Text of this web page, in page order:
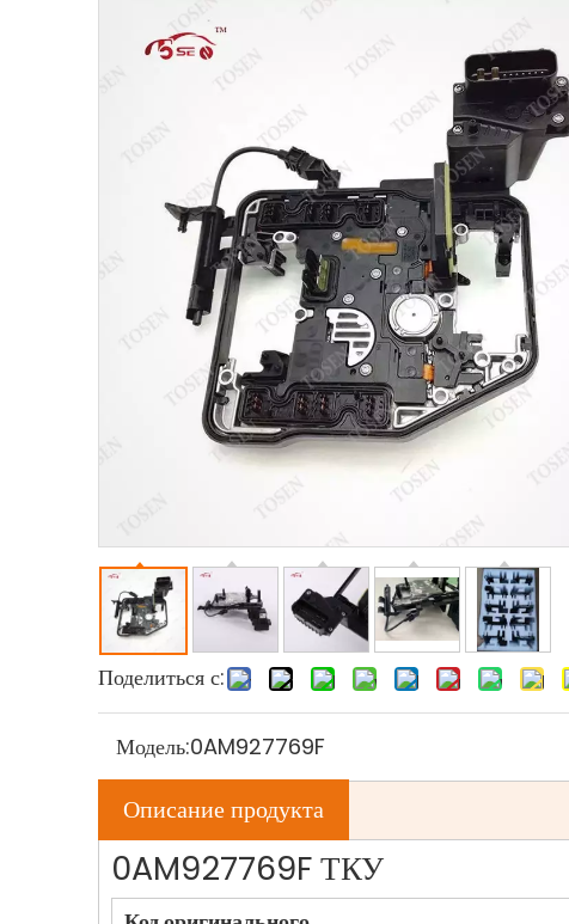
Поделиться с:
Модель:0AM927769F
Описание продукта
0AM927769F ТКУ